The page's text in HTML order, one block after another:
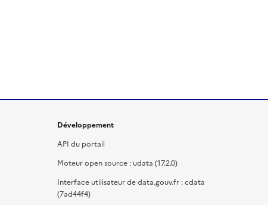
Développement
API du portail
Moteur open source : udata (17.2.0)
Interface utilisateur de data.gouv.fr : cdata
(7ad44f4)